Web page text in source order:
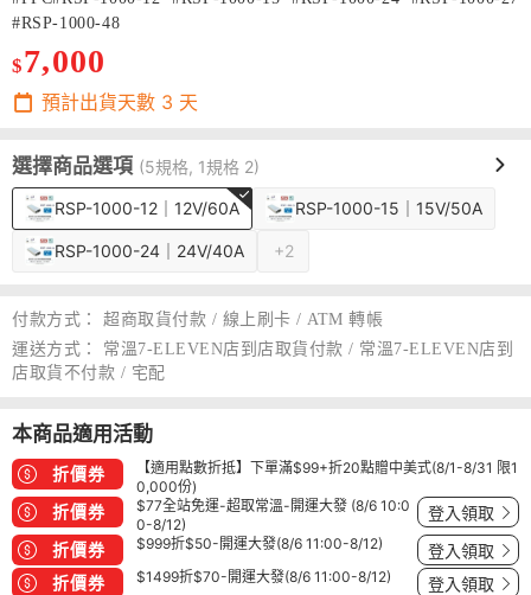
#RSP-1000-48
$7,000
預計出貨天數 3 天
選擇商品選項 (5規格, 1規格 2)
RSP-1000-12｜12V/60A RSP-1000-15｜15V/50A
RSP-1000-24｜24V/40A +2
付款方式：
超商取貨付款 / 線上刷卡 / ATM 轉帳
運送方式：
常溫7-ELEVEN店到店取貨付款 / 常溫7-ELEVEN店到
店取貨不付款 / 宅配
本商品適用活動
折價券
【適用點數折抵】下單滿$99+折20點贈中美式(8/1-8/31 限1
0,000份)
折價券
$77全站免運-超取常溫-開運大發 (8/6 10:0
0-8/12)
登入領取
折價券 $999折$50-開運大發(8/6 11:00-8/12) 登入領取
折價券 $1499折$70-開運大發(8/6 11:00-8/12) 登入領取